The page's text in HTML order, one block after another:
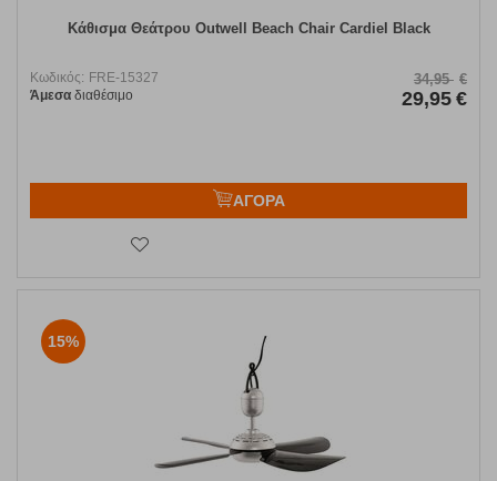
Κάθισμα Θεάτρου Outwell Beach Chair Cardiel Black
Κωδικός: FRE-15327
Άμεσα διαθέσιμο
34,95 €
29,95 €
ΑΓΟΡΑ
15%